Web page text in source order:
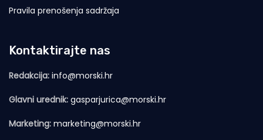
Pravila prenošenja sadržaja
Kontaktirajte nas
Redakcija: info@morski.hr
Glavni urednik: gasparjurica@morski.hr
Marketing: marketing@morski.hr